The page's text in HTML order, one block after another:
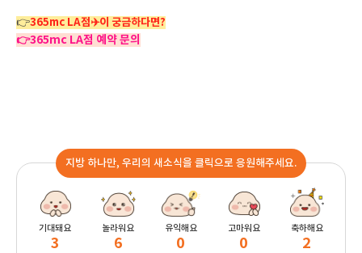
👉365mc LA점✈️이 궁금하다면?
👉365mc LA점 예약 문의
지방 하나만, 우리의 새소식을 클릭으로 응원해주세요.
기대돼요
3
놀라워요
6
유익해요
0
고마워요
0
축하해요
2